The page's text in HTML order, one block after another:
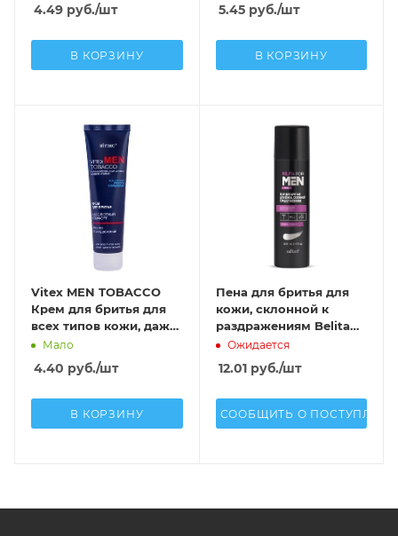
4.49 руб./шт
В КОРЗИНУ
5.45руб./шт
В КОРЗИНУ
Vitex MEN TOBACCO
Крем для бритья для
всех типов кожи, даже
чувствительной
Мало
4.40 руб./шт
В КОРЗИНУ
Пена для бритья для
кожи, склонной к
раздражениям Belita
for Men
Ожидается
12.01руб./шт
СООБЩИТЬ О